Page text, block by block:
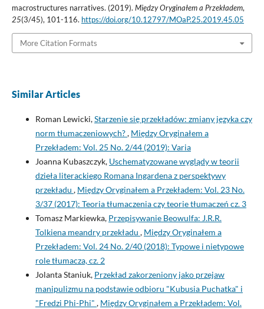
macrostructures narratives. (2019). Między Oryginałem a Przekładem,
25(3/45), 101-116. https://doi.org/10.12797/MOaP.25.2019.45.05
More Citation Formats
Similar Articles
Roman Lewicki,Starzenie się przekładów: zmiany języka czy
norm tłumaczeniowych?, Między Oryginałem a
Przekładem: Vol. 25 No. 2/44 (2019): Varia
Joanna Kubaszczyk, Uschematyzowane wyglądy w teorii
dzieła literackiego Romana Ingardena z perspektywy
przekładu , Między Oryginałem a Przekładem: Vol. 23 No.
3/37 (2017): Teoria tłumaczenia czy teorie tłumaczeń cz. 3
Tomasz Markiewka, Przepisywanie Beowulfa: J.R.R.
Tolkiena meandry przekładu , Między Oryginałem a
Przekładem: Vol. 24 No. 2/40 (2018): Typowe i nietypowe
role tłumacza, cz. 2
Jolanta Staniuk, Przekład zakorzeniony jako przejaw
manipulizmu na podstawie odbioru "Kubusia Puchatka" i
"Fredzi Phi-Phi" , Między Oryginałem a Przekładem: Vol.